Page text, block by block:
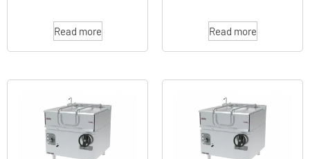
Read more Read more